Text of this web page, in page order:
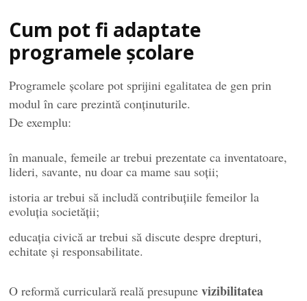
Cum pot fi adaptate
programele școlare
Programele școlare pot sprijini egalitatea de gen prin
modul în care prezintă conținuturile.
De exemplu:
în manuale, femeile ar trebui prezentate ca inventatoare,
lideri, savante, nu doar ca mame sau soții;
istoria ar trebui să includă contribuțiile femeilor la
evoluția societății;
educația civică ar trebui să discute despre drepturi,
echitate și responsabilitate.
O reformă curriculară reală presupunevizibilitatea